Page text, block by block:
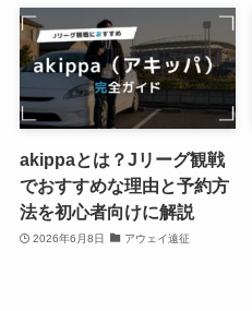
akippaとは？Jリーグ観戦
でおすすめな理由と予約方
法を初心者向けに解説
2026年6月8日 アウェイ遠征